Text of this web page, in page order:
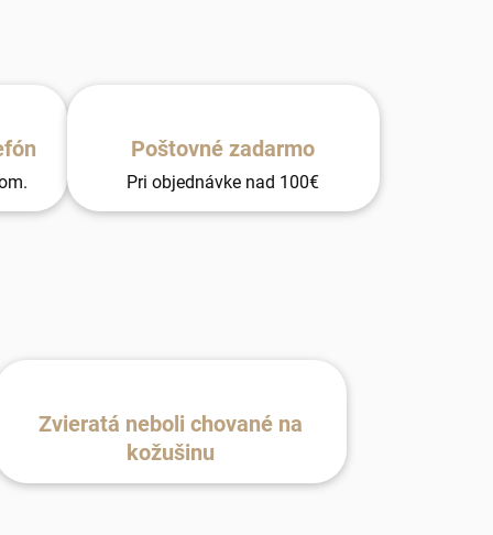
Poštovné zadarmo
Pri objednávke nad 100€
Zvieratá neboli chované na
kožušinu